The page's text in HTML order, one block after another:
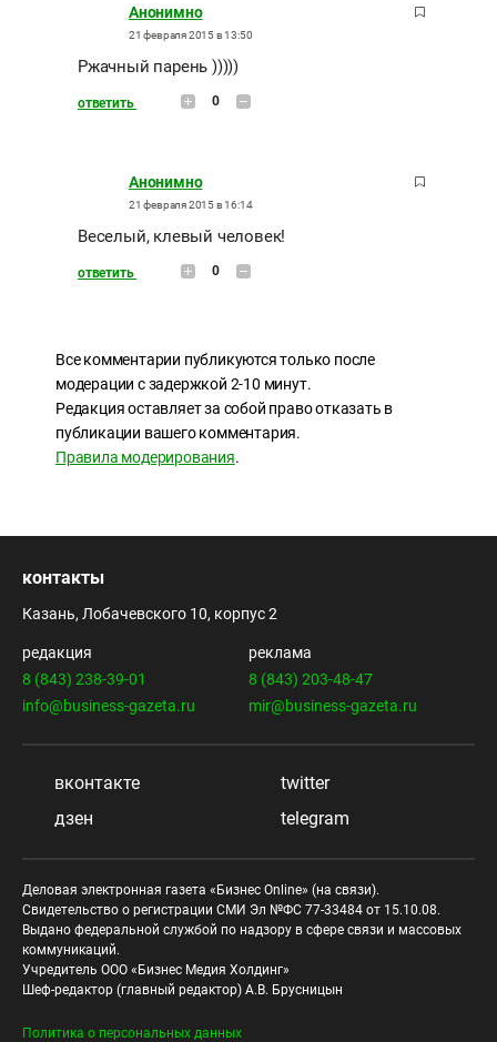
Анонимно
21 февраля 2015 в 13:50
Ржачный парень )))))
ответить 0
Анонимно
21 февраля 2015 в 16:14
Веселый, клевый человек!
ответить 0
Все комментарии публикуются только после
модерации с задержкой 2-10 минут.
Редакция оставляет за собой право отказать в
публикации вашего комментария.
Правила модерирования.
контакты
Казань, Лобачевского 10, корпус 2
редакция
8 (843) 238-39-01
info@business-gazeta.ru
реклама
8 (843) 203-48-47
mir@business-gazeta.ru
вконтакте
twitter
дзен
telegram
Деловая электронная газета «Бизнес Online» (на связи).
Свидетельство о регистрации СМИ Эл №ФС 77-33484 от 15.10.08.
Выдано федеральной службой по надзору в сфере связи и массовых
коммуникаций.
Учредитель ООО «Бизнес Медия Холдинг»
Шеф-редактор (главный редактор) А.В. Брусницын
Политика о персональных данных